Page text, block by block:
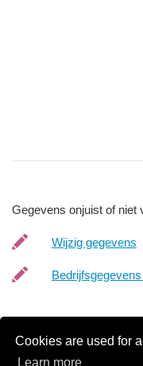
Cookies are used for
Learn more
Gegevens onjuist of niet
Wijzig gegevens
links